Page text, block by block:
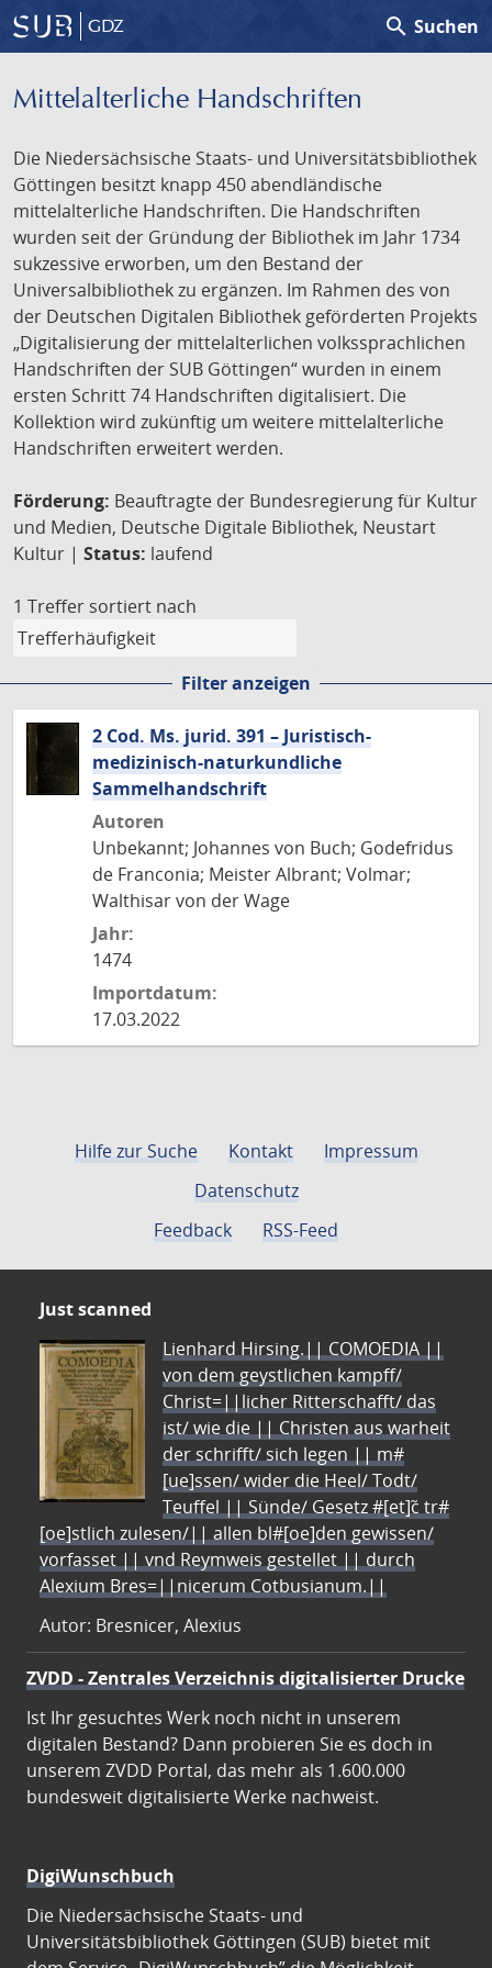
GDZ search Suchen
Mittelalterliche Handschriften
Die Niedersächsische Staats- und Universitätsbibliothek
Göttingen besitzt knapp 450 abendländische
mittelalterliche Handschriften. Die Handschriften
wurden seit der Gründung der Bibliothek im Jahr 1734
sukzessive erworben, um den Bestand der
Universalbibliothek zu ergänzen. Im Rahmen des von
der Deutschen Digitalen Bibliothek geförderten Projekts
„Digitalisierung der mittelalterlichen volkssprachlichen
Handschriften der SUB Göttingen“ wurden in einem
ersten Schritt 74 Handschriften digitalisiert. Die
Kollektion wird zukünftig um weitere mittelalterliche
Handschriften erweitert werden.
Förderung: Beauftragte der Bundesregierung für Kultur
und Medien, Deutsche Digitale Bibliothek, Neustart
Kultur | Status: laufend
1 Treffer sortiert nach
Filter anzeigen
2 Cod. Ms. jurid. 391 – Juristisch-
medizinisch-naturkundliche
Sammelhandschrift
Autoren
Unbekannt; Johannes von Buch; Godefridus
de Franconia; Meister Albrant; Volmar;
Walthisar von der Wage
Jahr:
1474
Importdatum:
17.03.2022
Hilfe zur Suche Kontakt
Impressum
Datenschutz
Feedback
RSS-Feed
Just scanned
Lienhard Hirsing.|| COMOEDIA ||
von dem geystlichen kampff/
Christ=||licher Ritterschafft/ das
ist/ wie die || Christen aus warheit
der schrifft/ sich legen || m#
[ue]ssen/ wider die Heel/ Todt/
Teuffel || Sünde/ Gesetz #[et]c̃ tr#
[oe]stlich zulesen/|| allen bl#[oe]den gewissen/
vorfasset || vnd Reymweis gestellet || durch
Alexium Bres=||nicerum Cotbusianum.||
Autor: Bresnicer, Alexius
ZVDD - Zentrales Verzeichnis digitalisierter Drucke
Ist Ihr gesuchtes Werk noch nicht in unserem
digitalen Bestand? Dann probieren Sie es doch in
unserem ZVDD Portal, das mehr als 1.600.000
bundesweit digitalisierte Werke nachweist.
DigiWunschbuch
Die Niedersächsische Staats- und
Universitätsbibliothek Göttingen (SUB) bietet mit